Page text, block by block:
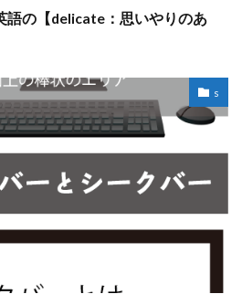
語の【delicate：思いやりのあ
s